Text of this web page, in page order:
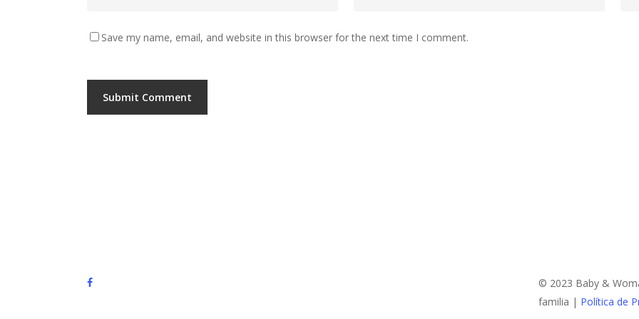
Save my name, email, and website in this browser for the next time I comment.
facebook
© 2023 Baby &
familia | Política de